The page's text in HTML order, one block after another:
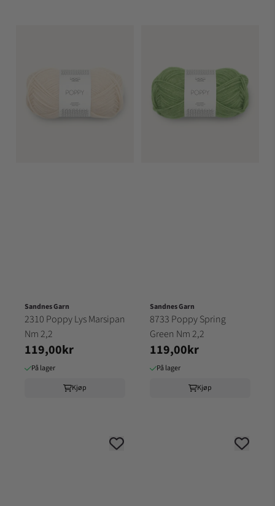
Sandnes Garn
2310 Poppy Lys Marsipan
Nm 2,2
119,00kr
På lager
Kjøp
Sandnes Garn
8733 Poppy Spring
Green Nm 2,2
119,00kr
På lager
Kjøp